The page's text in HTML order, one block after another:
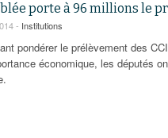
porte à 96 millions le
- Institutions
pondérer le prélèvement des
économique, les députés